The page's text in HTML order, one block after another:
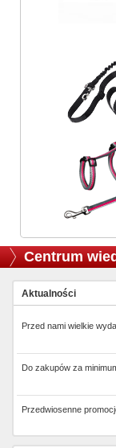
Centrum
Aktualności
Przed nami wielkie
Do zakupów za
Przedwiosenne